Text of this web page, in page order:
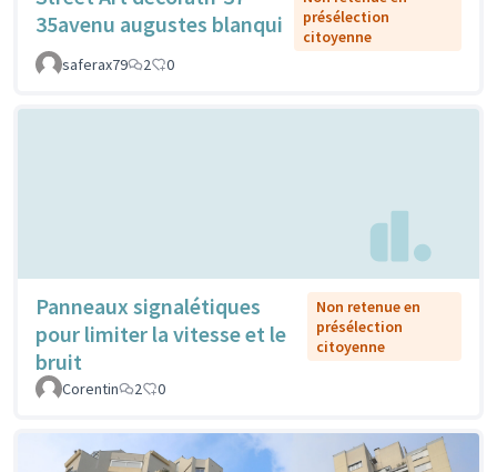
35avenu augustes blanqui
présélection
citoyenne
saferax79
2 0
Panneaux signalétiques
pour limiter la vitesse et le
bruit
Non retenue en
présélection
citoyenne
Corentin 2 0